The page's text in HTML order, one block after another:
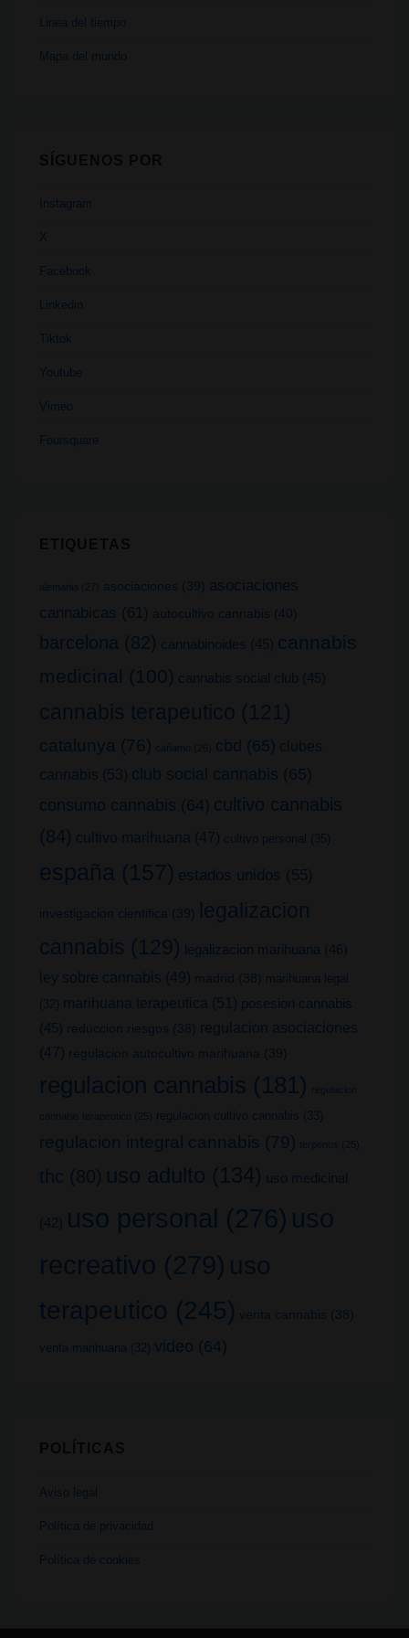
Linea del tiempo
Mapa del mundo
Instagram
X
Facebook
Linkedin
Tiktok
Youtube
Vimeo
Foursquare
alemania (27) asociaciones (39)
asociaciones
cannabicas (61) autocultivo cannabis (40)
barcelona (82) cannabinoides (45) cannabis
medicinal (100) cannabis social club (45)
cannabis terapeutico (121)
catalunya (76) cañamo (26) cbd (65) clubes
cannabis (53) club social cannabis (65)
consumo cannabis (64) cultivo cannabis
(84) cultivo marihuana (47) cultivo personal (35)
españa (157) estados unidos (55)
investigacion cientifica (39)
legalizacion
cannabis (129) legalizacion marihuana (46)
ley sobre cannabis (49) madrid (38)
marihuana legal
(32)
marihuana terapeutica (51) posesion cannabis
(45) reduccion riesgos (38)
regulacion asociaciones
(47) regulacion autocultivo marihuana (39)
regulacion cannabis (181) regulacion
cannabis terapeutico (25) regulacion cultivo cannabis (33)
regulacion integral cannabis (79) terpenos (25)
thc (80) uso adulto (134) uso medicinal
(42) uso personal (276) uso
recreativo (279) uso
terapeutico (245) venta cannabis (38)
venta marihuana (32) video (64)
Aviso legal
Política de privacidad
Política de cookies